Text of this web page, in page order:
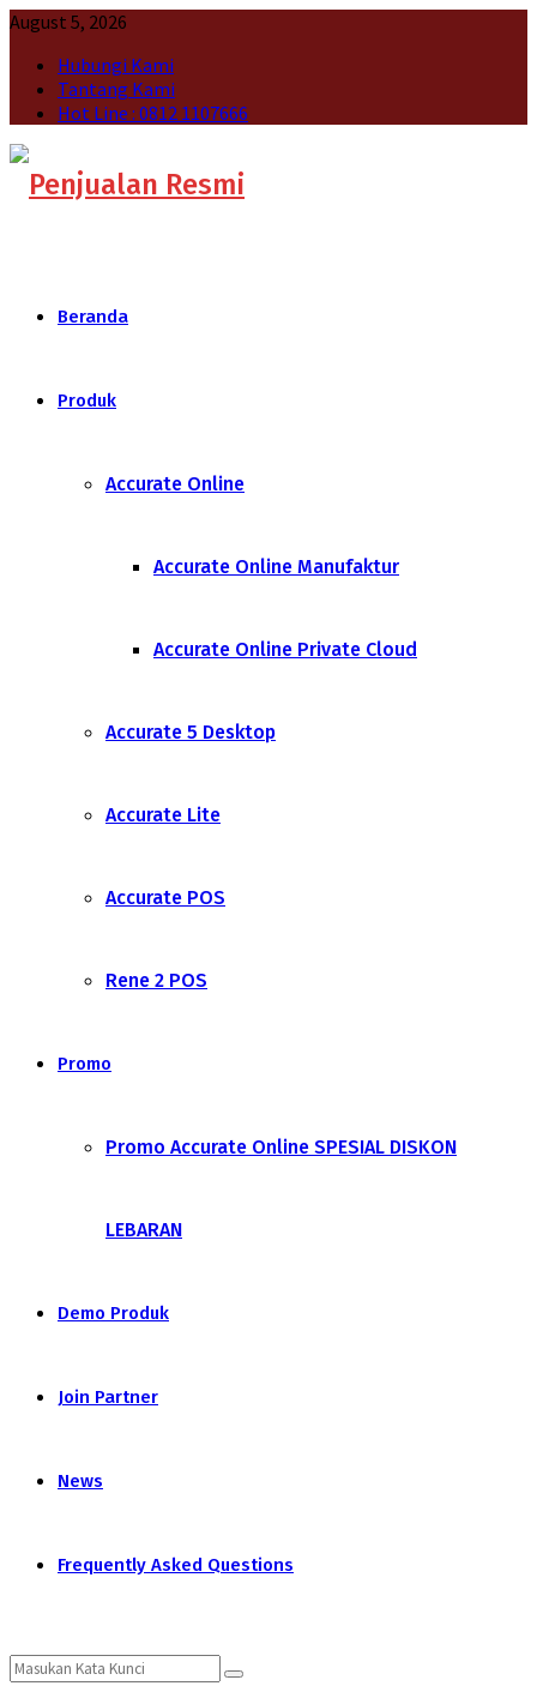
August 5, 2026
Hubungi Kami
Tantang Kami
Hot Line : 0812 1107666
Beranda
Produk
Accurate Online
Accurate Online Manufaktur
Accurate Online Private Cloud
Accurate 5 Desktop
Accurate Lite
Accurate POS
Rene 2 POS
Promo
Promo Accurate Online SPESIAL DISKON
LEBARAN
Demo Produk
Join Partner
News
Frequently Asked Questions
Search
Search